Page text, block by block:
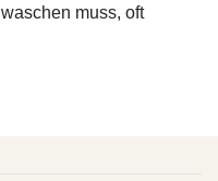
muss, oft